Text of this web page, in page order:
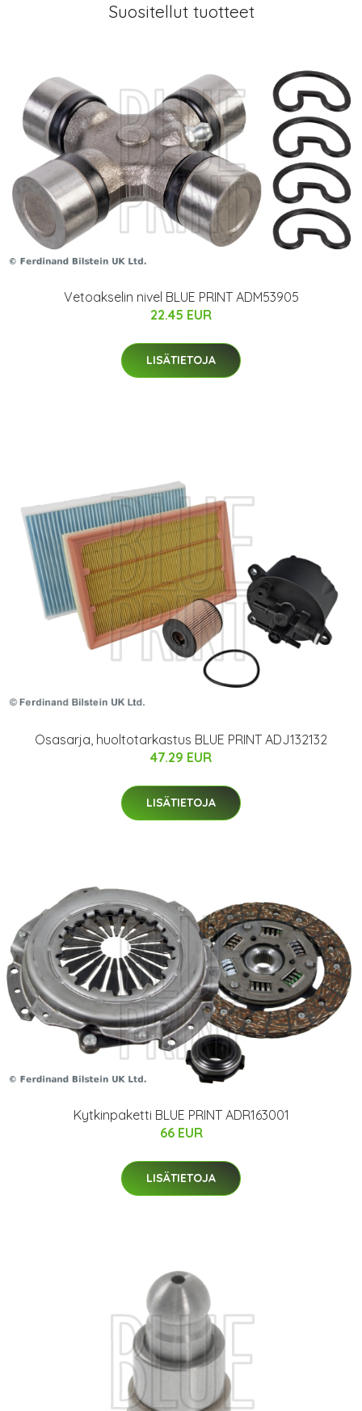
Suositellut tuotteet
Vetoakselin nivel BLUE PRINT ADM53905
22.45 EUR
LISÄTIETOJA
Osasarja, huoltotarkastus BLUE PRINT ADJ132132
47.29 EUR
LISÄTIETOJA
Kytkinpaketti BLUE PRINT ADR163001
66 EUR
LISÄTIETOJA